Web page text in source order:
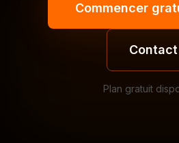
Commencer
Contact
Plan gratuit